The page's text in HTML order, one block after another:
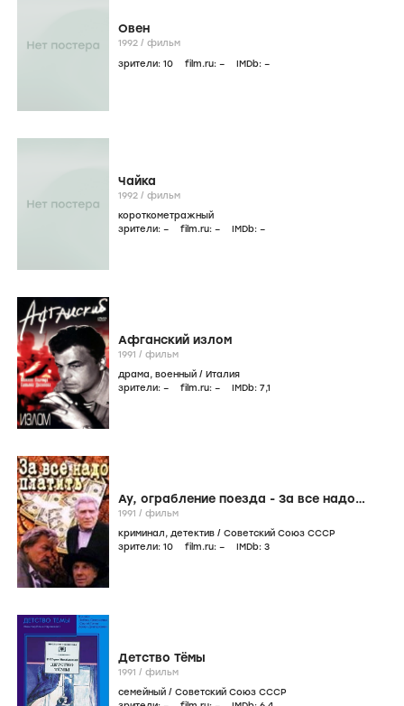
Овен
1992 / фильм
зрители: 10 film.ru: – IMDb: –
Чайка
1992 / фильм
короткометражный
зрители: – film.ru: – IMDb: –
Афганский излом
1991 / фильм
драма, военный / Италия
зрители: – film.ru: – IMDb: 7,1
Ау, ограбление поезда - За все надо
платить
1991 / фильм
криминал, детектив / Советский Союз СССР
зрители: 10 film.ru: – IMDb: 3
Детство Тёмы
1991 / фильм
семейный / Советский Союз СССР